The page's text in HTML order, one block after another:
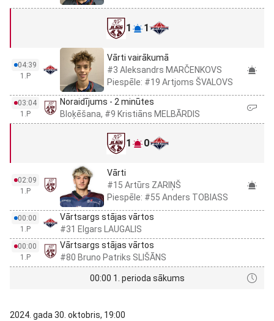
1 1
04:39
1.P
Vārti vairākumā
#3 Aleksandrs MARČENKOVS
Piespēle: #19 Artjoms ŠVALOVS
03:04
1.P
Noraidījums - 2 minūtes
Bloķēšana, #9 Kristiāns MELBĀRDIS
1 0
02:09
1.P
Vārti
#15 Artūrs ZARIŅŠ
Piespēle: #55 Anders TOBIASS
00:00
1.P
Vārtsargs stājas vārtos
#31 Elgars LAUGALIS
00:00
1.P
Vārtsargs stājas vārtos
#80 Bruno Patriks SLIŠĀNS
00:00 1. perioda sākums
2024. gada 30. oktobris, 19:00